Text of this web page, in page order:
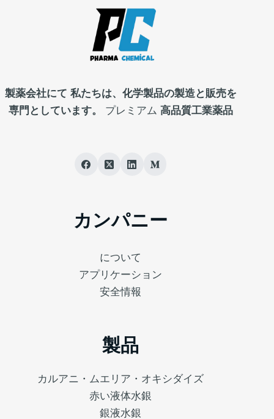
製薬会社にて 私たちは、化学製品の製造と販売を
専門としています。 プレミアム 高品質工業薬品
カンパニー
について
アプリケーション
安全情報
製品
カルアニ・ムエリア・オキシダイズ
赤い液体水銀
銀液水銀